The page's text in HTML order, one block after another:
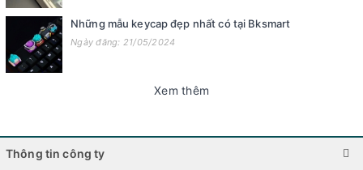
Những mẫu keycap đẹp nhất có tại Bksmart
Ngày đăng: 21/05/2024
Xem thêm
Thông tin công ty